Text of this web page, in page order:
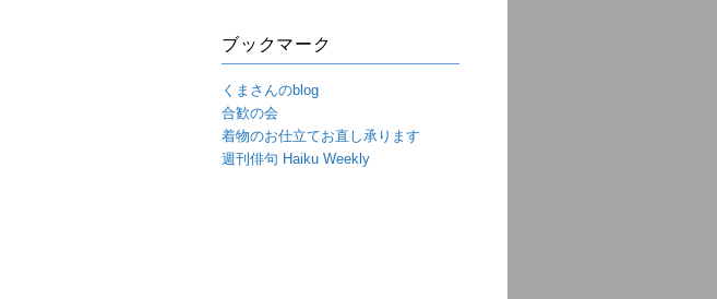
ブックマーク
くまさんのblog
合歓の会
着物のお仕立てお直し承ります
週刊俳句 Haiku Weekly